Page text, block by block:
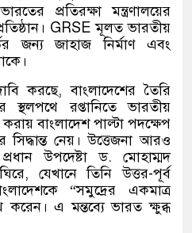
প্রতিরক্ষা মন্ত্রণালয়ের
GRSE মূলত ভারতীয়
জন্য জাহাজ নির্মাণ এবং
করছে, বাংলাদেশের তৈরি
স্থলপথে রপ্তানিতে ভারতীয়
বাংলাদেশ পাল্টা পদক্ষেপ
সিদ্ধান্ত নেয়। উত্তেজনা আরও
উপদেষ্টা ড. মোহাম্মদ
যেখানে তিনি উত্তর-পূর্ব
“সমুদ্রের একমাত্র
করেন। এ মন্তব্যে ভারত ক্ষুব্ধ